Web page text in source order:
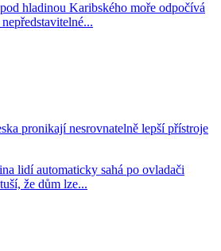
hladinou Karibského moře odpočívá
pronikají nesrovnatelně lepší přístroje
lidí automaticky sahá po ovladači
že dům lze...